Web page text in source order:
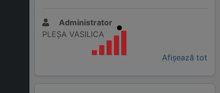
Administrator
PLEȘA VASILICA
Afișează tot